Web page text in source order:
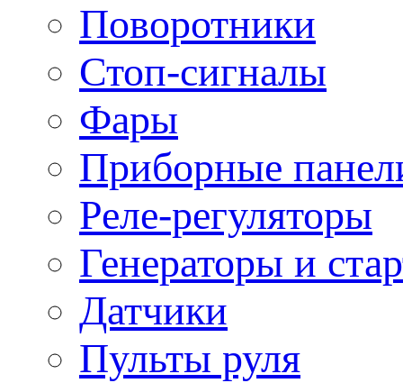
Поворотники
Стоп-сигналы
Фары
Приборные
Реле-регуляторы
Генераторы и
Датчики
Пульты руля